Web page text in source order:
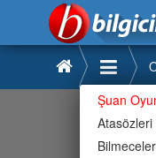
Şuan
Atasözleri
Bilmeceler